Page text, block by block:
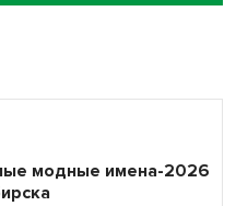
модные имена-2026